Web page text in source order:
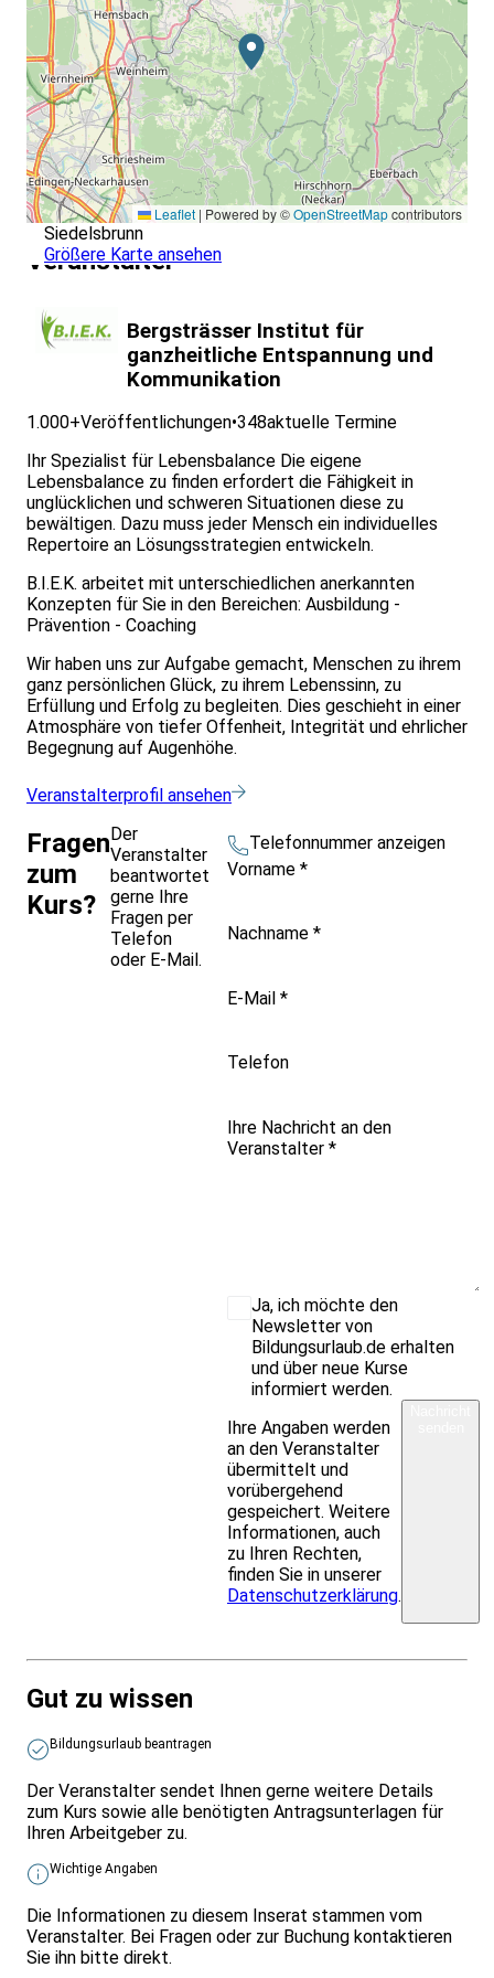
Meditation im Alltag
Meditation und innere Erforschung
Der Umgang mit Gefühlen
Aktivieren von Ressourcen
Heilmeditation
Meditation und Beziehung
Retreat Prozess
Leaflet | Powered by ©OpenStreetMapcontributors
Siedelsbrunn
Größere Karte ansehen
Veranstalter
Bergsträsser Institut für
ganzheitliche Entspannung und
Kommunikation
1.000+Veröffentlichungen•348aktuelle Termine
Ihr Spezialist für Lebensbalance Die eigene
Lebensbalance zu finden erfordert die Fähigkeit in
unglücklichen und schweren Situationen diese zu
bewältigen. Dazu muss jeder Mensch ein individuelles
Repertoire an Lösungsstrategien entwickeln.
B.I.E.K. arbeitet mit unterschiedlichen anerkannten
Konzepten für Sie in den Bereichen: Ausbildung -
Prävention - Coaching
Wir haben uns zur Aufgabe gemacht, Menschen zu ihrem
ganz persönlichen Glück, zu ihrem Lebenssinn, zu
Erfüllung und Erfolg zu begleiten. Dies geschieht in einer
Atmosphäre von tiefer Offenheit, Integrität und ehrlicher
Begegnung auf Augenhöhe.
Veranstalterprofil ansehen
Fragen
zum
Kurs?
Der
Veranstalter
beantwortet
gerne Ihre
Fragen per
Telefon
oder E-Mail.
Telefonnummer anzeigen
Vorname *
Nachname *
E-Mail *
Telefon
Ihre Nachricht an den
Veranstalter *
Ja, ich möchte den
Newsletter von
Bildungsurlaub.de erhalten
und über neue Kurse
informiert werden.
Ihre Angaben werden
an den Veranstalter
übermittelt und
vorübergehend
gespeichert. Weitere
Informationen, auch
zu Ihren Rechten,
finden Sie in unserer
Datenschutzerklärung.
Gut zu wissen
Bildungsurlaub beantragen
Der Veranstalter sendet Ihnen gerne weitere Details
zum Kurs sowie alle benötigten Antragsunterlagen für
Ihren Arbeitgeber zu.
Wichtige Angaben
Die Informationen zu diesem Inserat stammen vom
Veranstalter. Bei Fragen oder zur Buchung kontaktieren
Sie ihn bitte direkt.